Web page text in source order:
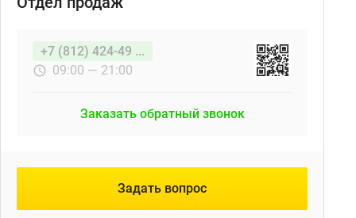
+7 (812) 424-49 ...
09:00 — 21:00
Заказать обратный звонок
Задать вопрос